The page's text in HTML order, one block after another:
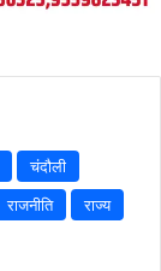
चंदौली
राजनीति
राज्य